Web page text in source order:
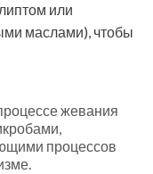
или
маслами), чтобы
жевания
процессов